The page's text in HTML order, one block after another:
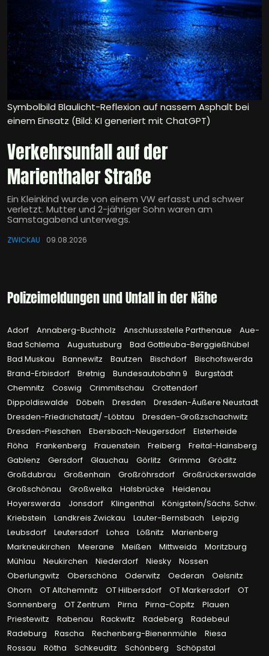
Symbolbild Blaulicht-Reflexion auf nassem Asphalt bei
einem Einsatz (Bild: KI generiert mit ChatGPT)
Verkehrsunfall auf der
Marienthaler Straße
Ein Kleinkind wurde von einem VW erfasst und schwer
verletzt. Mutter und 2-jähriger Sohn waren am
Samstagabend unterwegs.
ZWICKAU 09.08.2026
Polizeimeldungen und Unfall in der Nähe
Adorf Annaberg-Buchholz Anschlussstelle Parthenaue
Aue-
Bad Schlema
Augustusburg
Bad Gottleuba-Berggießhübel
Bad Muskau
Bannewitz Bautzen Bischdorf
Bischofswerda
Brand-Erbisdorf
Bretnig Bundesautobahn 9
Burgstädt
Chemnitz
Coswig Crimmitschau
Crottendorf
Dippoldiswalde
Döbeln Dresden
Dresden-Äußere Neustadt
Dresden-Friedrichstadt/ -Löbtau
Dresden-Großzschachwitz
Dresden-Pieschen
Ebersbach-Neugersdorf
Elsterheide
Flöha
Frankenberg Frauenstein Freiberg
Freital-Hainsberg
Gablenz
Gersdorf Glauchau Görlitz Grimma
Gröditz
Großdubrau
Großenhain Großröhrsdorf
Großrückerswalde
Großschönau
Großwelka Halsbrücke
Heidenau
Hoyerswerda
Jonsdorf Klingenthal
Königstein/Sächs. Schw.
Kriebstein
Landkreis Zwickau Lauter-Bernsbach
Leipzig
Leubsdorf
Leutersdorf Lohsa Lößnitz
Marienberg
Markneukirchen
Meerane Meißen Mittweida
Moritzburg
Mühlau
Neukirchen Niederdorf Niesky
Nossen
Oberlungwitz
Oberschöna Oderwitz Oederan
Oelsnitz
Ohorn
OT Altchemnitz OT Hilbersdorf OT Markersdorf
OT
Sonnenberg
OT Zentrum Pirna Pirna-Copitz
Plauen
Priestewitz
Rabenau Rackwitz Radeberg
Radebeul
Radeburg
Rascha Rechenberg-Bienenmühle
Riesa
Rossau
Rötha Schkeuditz Schönberg
Schöpstal